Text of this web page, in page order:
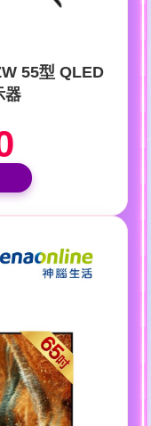
55型 QLED
器